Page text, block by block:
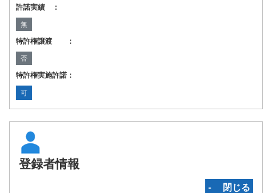
許諾実績 ：
無
特許権譲渡 ：
否
特許権実施許諾：
可
登録者情報
‐ 閉じる